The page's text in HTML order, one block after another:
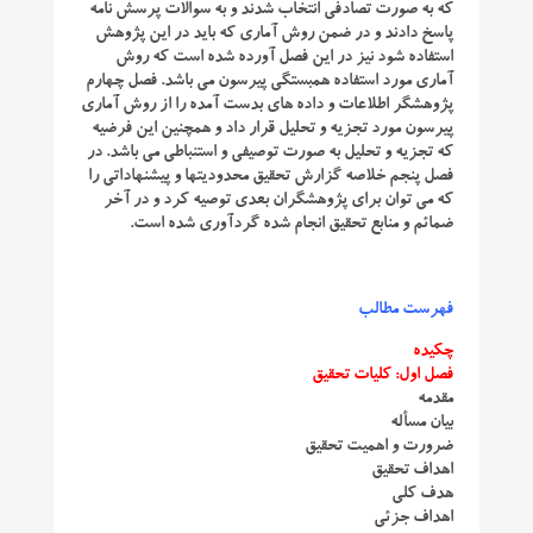
كه به صورت تصادفی انتخاب شدند و به سوالات پرسش نامه
پاسخ دادند و در ضمن روش آماری كه باید در این پژوهش
استفاده شود نیز در این فصل آورده شده است كه روش
آماری مورد استفاده همبستگی پیرسون می باشد. فصل چهارم
پژوهشگر اطلاعات و داده های بدست آمده را از روش آماری
پیرسون مورد تجزیه و تحلیل قرار داد و همچنین این فرضیه
كه تجزیه و تحلیل به صورت توصیفی و استنباطی می باشد. در
فصل پنجم خلاصه گزارش تحقیق محدودیتها و پیشنهاداتی را
كه می توان برای پژوهشگران بعدی توصیه كرد و در آخر
ضمائم و منابع تحقیق انجام شده گردآوری شده است.
فهرست مطالب
چکیده
فصل اول: کلیات تحقیق
مقدمه
بیان مسأله
ضرورت و اهمیت تحقیق
اهداف تحقیق
هدف کلی
اهداف جزئی